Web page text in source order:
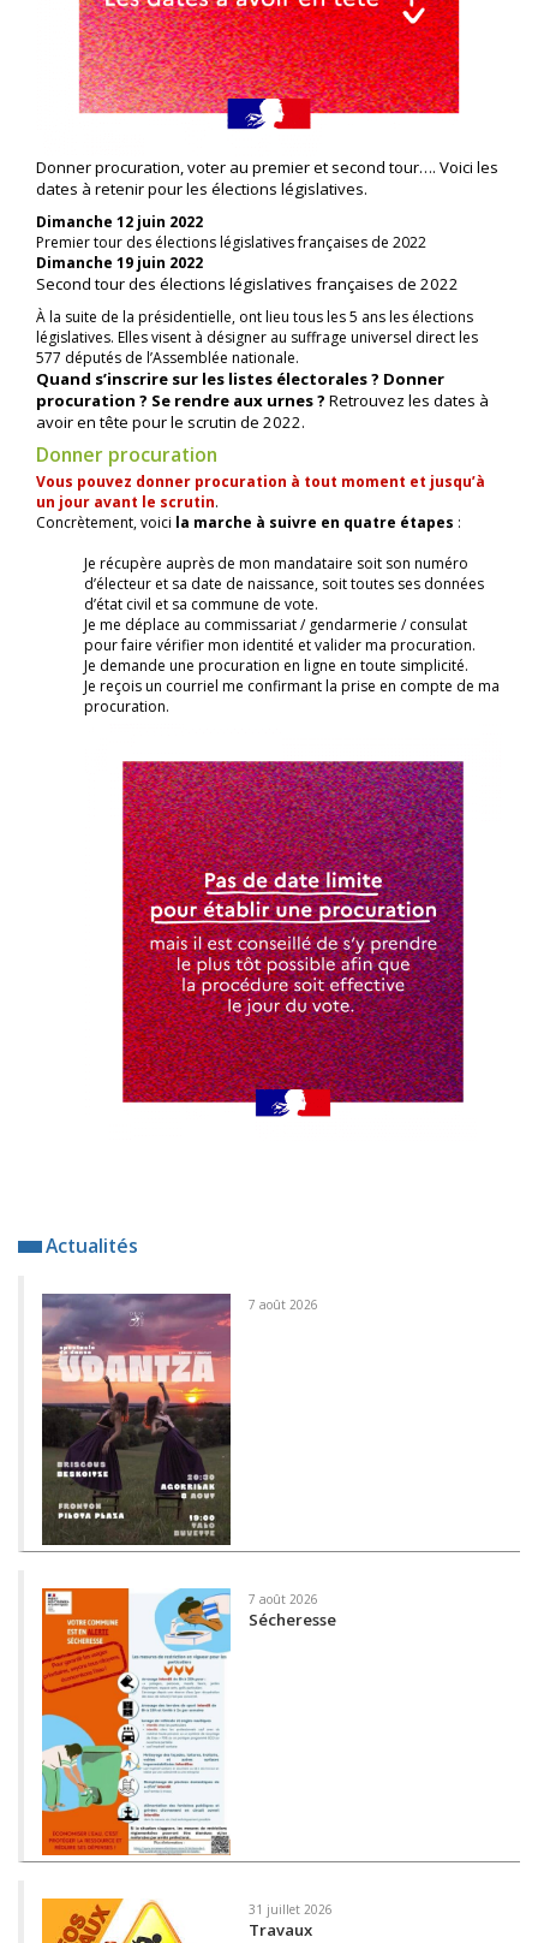
Donner procuration, voter au premier et second tour…. Voici les
dates à retenir pour les élections législatives.
Dimanche 12 juin 2022
Premier tour des élections législatives françaises de 2022
Dimanche 19 juin 2022
Second tour des élections législatives françaises de 2022
À la suite de la présidentielle, ont lieu tous les 5 ans les élections
législatives. Elles visent à désigner au suffrage universel direct les
577 députés de l’Assemblée nationale.
Quand s’inscrire sur les listes électorales ? Donner
procuration ? Se rendre aux urnes ? Retrouvez les dates à
avoir en tête pour le scrutin de 2022.
Donner procuration
Vous pouvez donner procuration à tout moment et jusqu’à
un jour avant le scrutin.
Concrètement, voici la marche à suivre en quatre étapes :
Je récupère auprès de mon mandataire soit son numéro
d’électeur et sa date de naissance, soit toutes ses données
d’état civil et sa commune de vote.
Je me déplace au commissariat / gendarmerie / consulat
pour faire vérifier mon identité et valider ma procuration.
Je demande une procuration en ligne en toute simplicité.
Je reçois un courriel me confirmant la prise en compte de ma
procuration.
Actualités
7 août 2026
7 août 2026
Sécheresse
31 juillet 2026
Travaux